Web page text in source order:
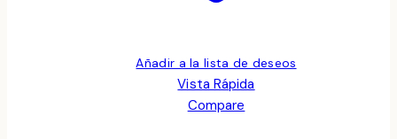
Añadir a la lista de deseos
Vista Rápida
Compare